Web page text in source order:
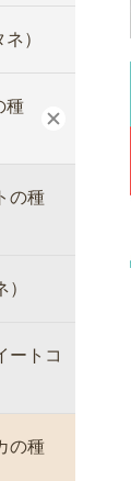
）
種
の種
ートコ
の種